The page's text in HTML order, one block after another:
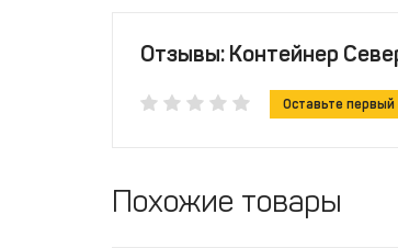
Отзывы: Контейнер
Оставьте первый
Похожие товары